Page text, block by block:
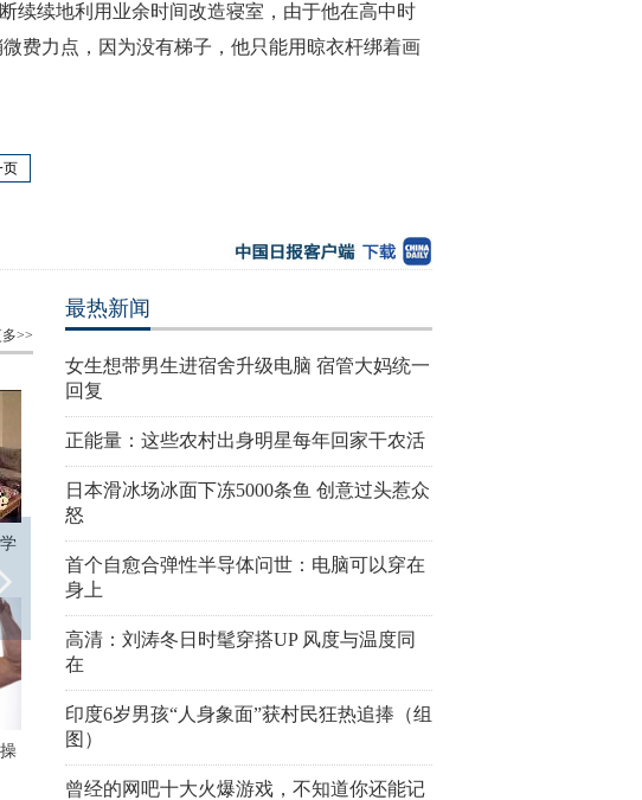
续续地利用业余时间改造寝室，由于他在高中时
费力点，因为没有梯子，他只能用晾衣杆绑着画
页
>>
正能量：这些农村出身明星每年
回家干农活
日本滑冰场冰面下冻5000条鱼
创意过头惹众怒
她帮女儿扎头发 居然扎出了10
万粉丝
长啥样
最热新闻
女生想带男生进宿舍升级电脑 宿管大妈统一
回复
正能量：这些农村出身明星每年回家干农活
日本滑冰场冰面下冻5000条鱼 创意过头惹众
怒
首个自愈合弹性半导体问世：电脑可以穿在
身上
高清：刘涛冬日时髦穿搭UP 风度与温度同
在
印度6岁男孩“人身象面”获村民狂热追捧（组
图）
曾经的网吧十大火爆游戏，不知道你还能记